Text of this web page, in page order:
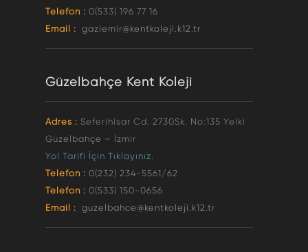
Telefon : 0(533) 196 77 16
Email : gaziemir@kentkoleji.k12.tr
Güzelbahçe Kent Koleji
Adres : Seferihisar Cd. 2730Sk. No:135 Yelki
Güzelbahçe – İzmir
Yol Tarifi İçin Tıklayınız.
Telefon : 0(232) 234-5561/62
Telefon : 0(533) 150-0656
Email : guzelbahce@kentkoleji.k12.tr